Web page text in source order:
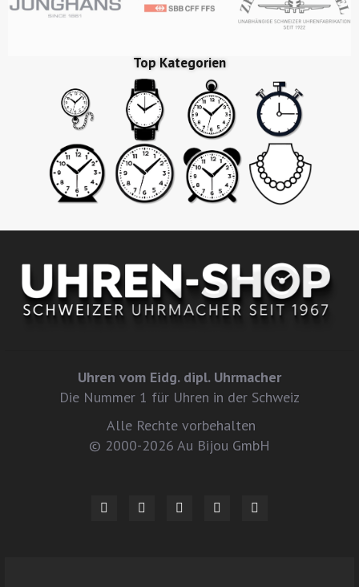
Top Kategorien
Uhren vom Eidg. dipl. Uhrmacher
Die Nummer 1 für Uhren in der Schweiz
Alle Rechte vorbehalten
© 2000-2026 Au Bijou GmbH